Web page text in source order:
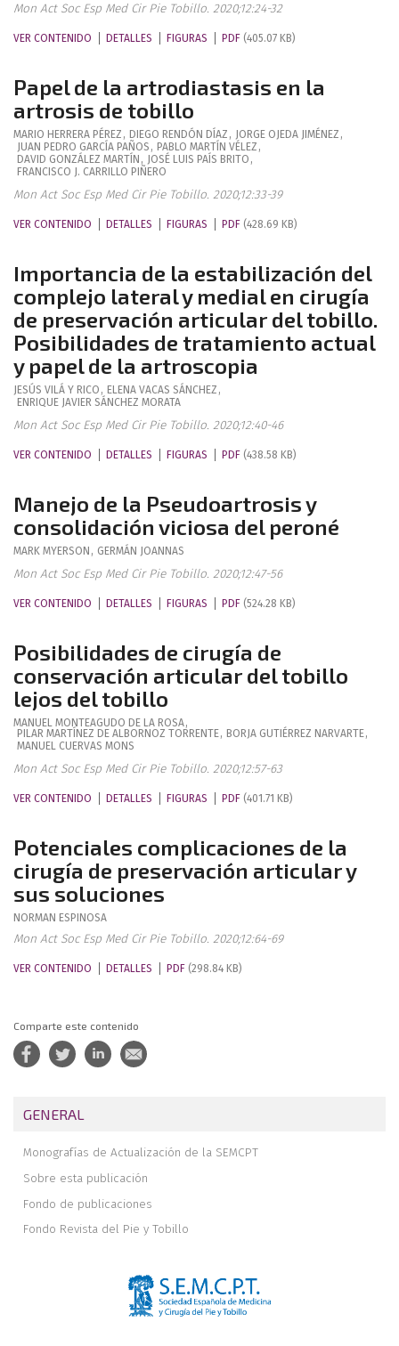
Mon Act Soc Esp Med Cir Pie Tobillo. 2020;12:24-32
VER CONTENIDO DETALLES FIGURAS PDF (405.07 KB)
Papel de la artrodiastasis en la
artrosis de tobillo
MARIO HERRERA PÉREZ , DIEGO RENDÓN DÍAZ , JORGE OJEDA JIMÉNEZ ,
JUAN PEDRO GARCÍA PAÑOS , PABLO MARTÍN VÉLEZ ,
DAVID GONZÁLEZ MARTÍN , JOSÉ LUIS PAÍS BRITO ,
FRANCISCO J. CARRILLO PIÑERO
Mon Act Soc Esp Med Cir Pie Tobillo. 2020;12:33-39
VER CONTENIDO DETALLES FIGURAS PDF (428.69 KB)
Importancia de la estabilización del
complejo lateral y medial en cirugía
de preservación articular del tobillo.
Posibilidades de tratamiento actual
y papel de la artroscopia
JESÚS VILÁ Y RICO , ELENA VACAS SÁNCHEZ ,
ENRIQUE JAVIER SÁNCHEZ MORATA
Mon Act Soc Esp Med Cir Pie Tobillo. 2020;12:40-46
VER CONTENIDO DETALLES FIGURAS PDF (438.58 KB)
Manejo de la Pseudoartrosis y
consolidación viciosa del peroné
MARK MYERSON , GERMÁN JOANNAS
Mon Act Soc Esp Med Cir Pie Tobillo. 2020;12:47-56
VER CONTENIDO DETALLES FIGURAS PDF (524.28 KB)
Posibilidades de cirugía de
conservación articular del tobillo
lejos del tobillo
MANUEL MONTEAGUDO DE LA ROSA,
PILAR MARTÍNEZ DE ALBORNOZ TORRENTE, BORJA GUTIÉRREZ NARVARTE,
MANUEL CUERVAS MONS
Mon Act Soc Esp Med Cir Pie Tobillo. 2020;12:57-63
VER CONTENIDO DETALLES FIGURAS PDF (401.71 KB)
Potenciales complicaciones de la
cirugía de preservación articular y
sus soluciones
NORMAN ESPINOSA
Mon Act Soc Esp Med Cir Pie Tobillo. 2020;12:64-69
VER CONTENIDO DETALLES PDF (298.84 KB)
Comparte este contenido
GENERAL
Monografías de Actualización de la SEMCPT
Sobre esta publicación
Fondo de publicaciones
Fondo Revista del Pie y Tobillo